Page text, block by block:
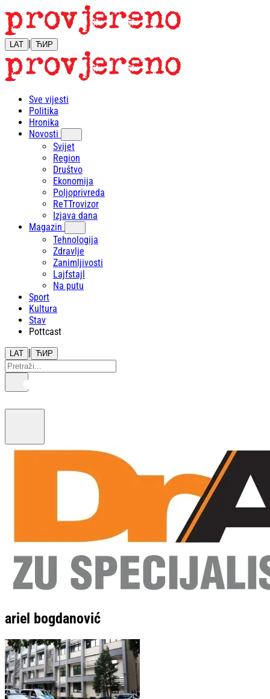
LAT | ЋИР
Sve vijesti
Politika
Hronika
Novosti
Svijet
Region
Društvo
Ekonomija
Poljoprivreda
ReTTrovizor
Izjava dana
Magazin
Tehnologija
Zdravlje
Zanimljivosti
Lajfstajl
Na putu
Sport
Kultura
Stav
Pottcast
LAT | ЋИР
ariel bogdanović